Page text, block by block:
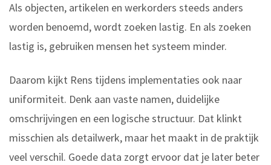
Als objecten, artikelen en werkorders steeds anders
worden benoemd, wordt zoeken lastig. En als zoeken
lastig is, gebruiken mensen het systeem minder.
Daarom kijkt Rens tijdens implementaties ook naar
uniformiteit. Denk aan vaste namen, duidelijke
omschrijvingen en een logische structuur. Dat klinkt
misschien als detailwerk, maar het maakt in de praktijk
veel verschil. Goede data zorgt ervoor dat je later beter